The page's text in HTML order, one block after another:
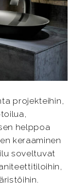
projekteihin,
helppoa
keraaminen
soveltuvat